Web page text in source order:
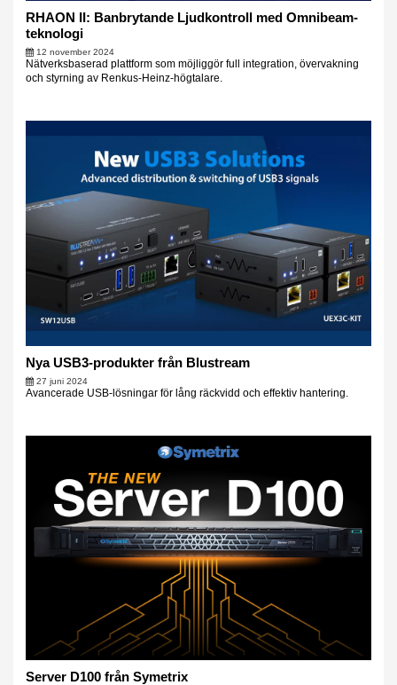
RHAON II: Banbrytande Ljudkontroll med Omnibeam-
teknologi
12 november 2024
Nätverksbaserad plattform som möjliggör full integration, övervakning
och styrning av Renkus-Heinz-högtalare.
Nya USB3-produkter från Blustream
27 juni 2024
Avancerade USB-lösningar för lång räckvidd och effektiv hantering.
Server D100 från Symetrix